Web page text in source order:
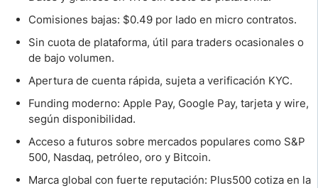
Comisiones bajas: $0.49 por lado en micro contratos.
Sin cuota de plataforma, útil para traders ocasionales o
de bajo volumen.
Apertura de cuenta rápida, sujeta a verificación KYC.
Funding moderno: Apple Pay, Google Pay, tarjeta y wire,
según disponibilidad.
Acceso a futuros sobre mercados populares como S&P
500, Nasdaq, petróleo, oro y Bitcoin.
Marca global con fuerte reputación: Plus500 cotiza en la